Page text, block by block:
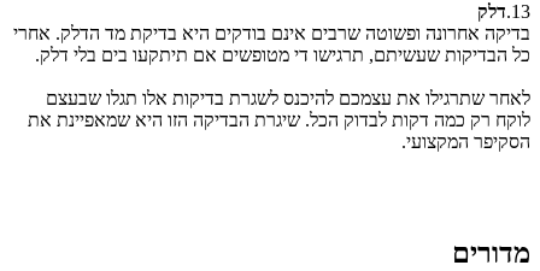
13. דלק
בדיקה אחרונה ופשוטה שרבים אינם בודקים היא בדיקת מד הדלק. אחרי
כל הבדיקות שעשיתם, תרגישו די מטופשים אם תיתקעו בים בלי דלק.
לאחר שתרגילו את עצמכם להיכנס לשגרת בדיקות אלו תגלו שבעצם
לוקח רק כמה דקות לבדוק הכל. שיגרת הבדיקה הזו היא שמאפיינת את
הסקיפר המקצועי.
מדורים